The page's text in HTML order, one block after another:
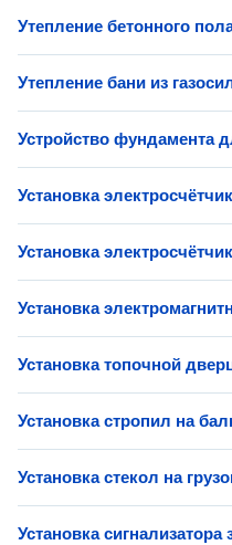
Утепление бетонного
Утепление бани из
Устройство фундамента
Установка
Установка
Установка
Установка топочной
Установка стропил на
Установка стекол на
Установка сигнализатора